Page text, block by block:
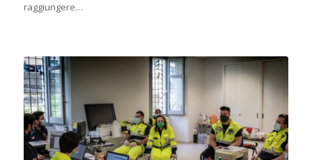
raggiungere…